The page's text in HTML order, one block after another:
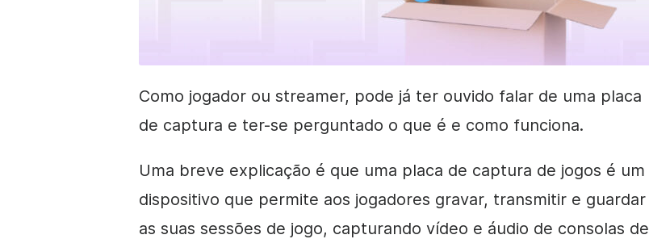
Como jogador ou streamer, pode já ter ouvido falar de uma placa
de captura e ter-se perguntado o que é e como funciona.
Uma breve explicação é que uma placa de captura de jogos é um
dispositivo que permite aos jogadores gravar, transmitir e guardar
as suas sessões de jogo, capturando vídeo e áudio de consolas de